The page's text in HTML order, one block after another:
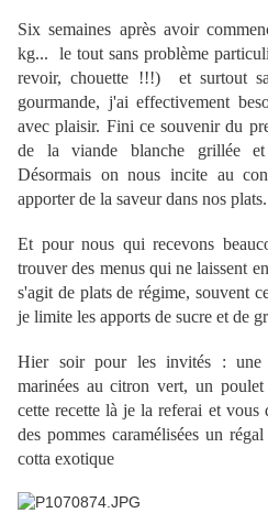
Six semaines après avoir
kg... le tout sans problème
revoir, chouette !!!) et surtout
gourmande, j'ai effectivement
avec plaisir. Fini ce souvenir du
de la viande blanche grillée et
Désormais on nous incite au
apporter de la saveur dans nos plats.
Et pour nous qui recevons
trouver des menus qui ne laissent
s'agit de plats de régime, souvent
je limite les apports de sucre et de
Hier soir pour les invités : une
marinées au citron vert, un
cette recette là je la referai et vous
des pommes caramélisées un
cotta exotique